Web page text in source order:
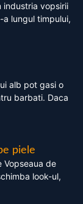
industria vopsirii
lungul timpului,
alb pot gasi o
barbati. Daca
piele
Vopseaua de
look-ul,